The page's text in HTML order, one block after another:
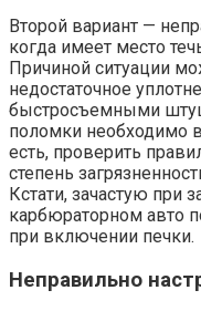
Второй вариант —
когда имеет место
Причиной ситуации
недостаточное
быстросъемными
поломки необходимо
есть, проверить
степень
Кстати, зачастую при
карбюраторном авто
при включении печки.
Неправильно